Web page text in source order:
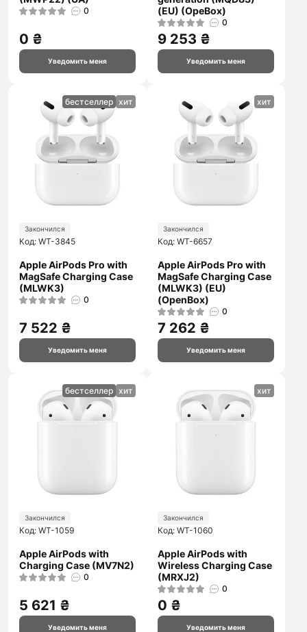
0
0 ₴
Уведомить меня
(EU) (OpeBox)
0
9 253 ₴
Уведомить меня
бестселлер хит
Закончился
Код: WT-3845
Apple AirPods Pro with
MagSafe Charging Case
(MLWK3)
0
7 522 ₴
Уведомить меня
хит
Закончился
Код: WT-6657
Apple AirPods Pro with
MagSafe Charging Case
(MLWK3) (EU)
(OpenBox)
0
7 262 ₴
Уведомить меня
бестселлер хит
Закончился
Код: WT-1059
Apple AirPods with
Charging Case (MV7N2)
0
5 621 ₴
Уведомить меня
хит
Закончился
Код: WT-1060
Apple AirPods with
Wireless Charging Case
(MRXJ2)
0
0 ₴
Уведомить меня